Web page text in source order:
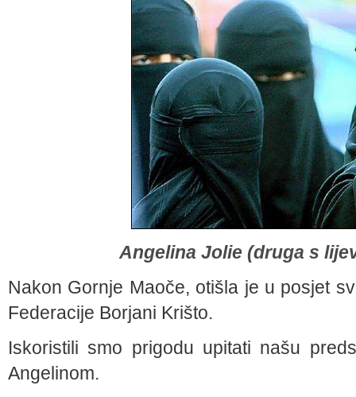
Angelina Jolie (druga s
Nakon Gornje Maoče, otišla je u posjet
Federacije Borjani Krišto.
Iskoristili smo prigodu upitati našu
Angelinom.